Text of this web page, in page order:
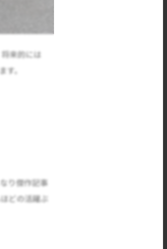
来的には
。
り傑作記事
どの活躍ぶ